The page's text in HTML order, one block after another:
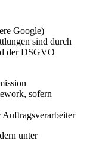
Google)
sind durch
der DSGVO
sofern
Auftragsverarbeiter
unter